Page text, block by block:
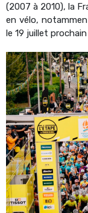
(2007 à 2010), la
en vélo,
le 19 juillet